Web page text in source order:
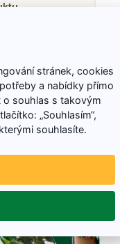
stránek, cookies
a nabídky přímo
o souhlas s takovým
„Souhlasím“,
souhlasíte.